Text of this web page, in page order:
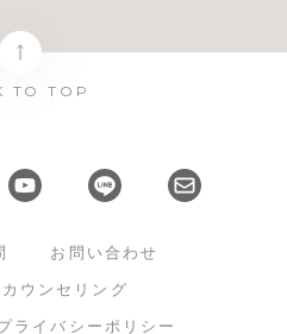
TO TOP
お問い合わせ
ウンセリング
ライバシーポリシー